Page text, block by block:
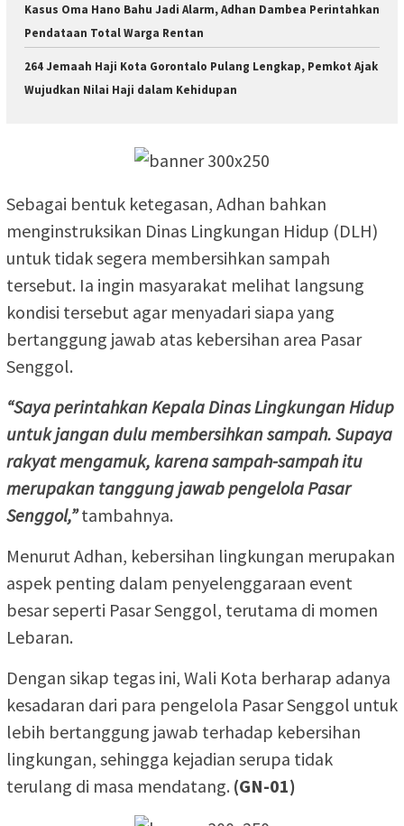
Kasus Oma Hano Bahu Jadi Alarm, Adhan Dambea Perintahkan
Pendataan Total Warga Rentan
264 Jemaah Haji Kota Gorontalo Pulang Lengkap, Pemkot Ajak
Wujudkan Nilai Haji dalam Kehidupan
Sebagai bentuk ketegasan, Adhan bahkan
menginstruksikan Dinas Lingkungan Hidup (DLH)
untuk tidak segera membersihkan sampah
tersebut. Ia ingin masyarakat melihat langsung
kondisi tersebut agar menyadari siapa yang
bertanggung jawab atas kebersihan area Pasar
Senggol.
“Saya perintahkan Kepala Dinas Lingkungan Hidup
untuk jangan dulu membersihkan sampah. Supaya
rakyat mengamuk, karena sampah-sampah itu
merupakan tanggung jawab pengelola Pasar
Senggol,”tambahnya.
Menurut Adhan, kebersihan lingkungan merupakan
aspek penting dalam penyelenggaraan event
besar seperti Pasar Senggol, terutama di momen
Lebaran.
Dengan sikap tegas ini, Wali Kota berharap adanya
kesadaran dari para pengelola Pasar Senggol untuk
lebih bertanggung jawab terhadap kebersihan
lingkungan, sehingga kejadian serupa tidak
terulang di masa mendatang. (GN-01)